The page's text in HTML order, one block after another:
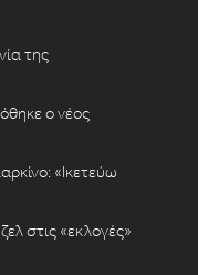
της
ο νέος
«Ικετεύω
στις «εκλογές»